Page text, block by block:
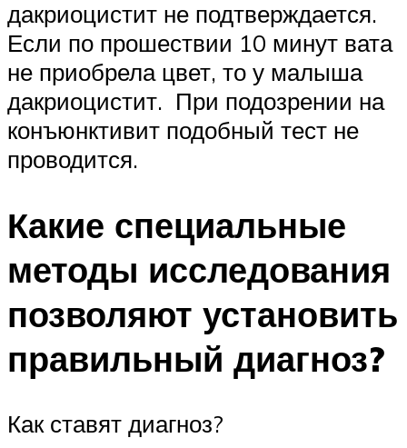
дакриоцистит не подтверждается.
Если по прошествии 10 минут вата
не приобрела цвет, то у малыша
дакриоцистит. При подозрении на
конъюнктивит подобный тест не
проводится.
Какие специальные
методы исследования
позволяют установить
правильный диагноз?
Как ставят диагноз?